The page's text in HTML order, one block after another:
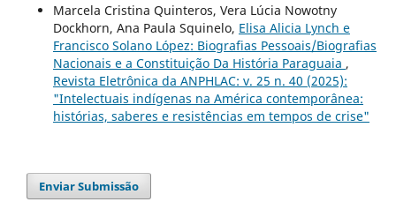
Marcela Cristina Quinteros, Vera Lúcia Nowotny
Dockhorn, Ana Paula Squinelo, Elisa Alicia Lynch e
Francisco Solano López: Biografias Pessoais/Biografias
Nacionais e a Constituição Da História Paraguaia ,
Revista Eletrônica da ANPHLAC: v. 25 n. 40 (2025):
"Intelectuais indígenas na América contemporânea:
histórias, saberes e resistências em tempos de crise"
Enviar Submissão